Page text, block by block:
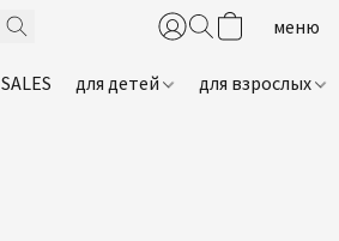
SALES для детей для взрослых